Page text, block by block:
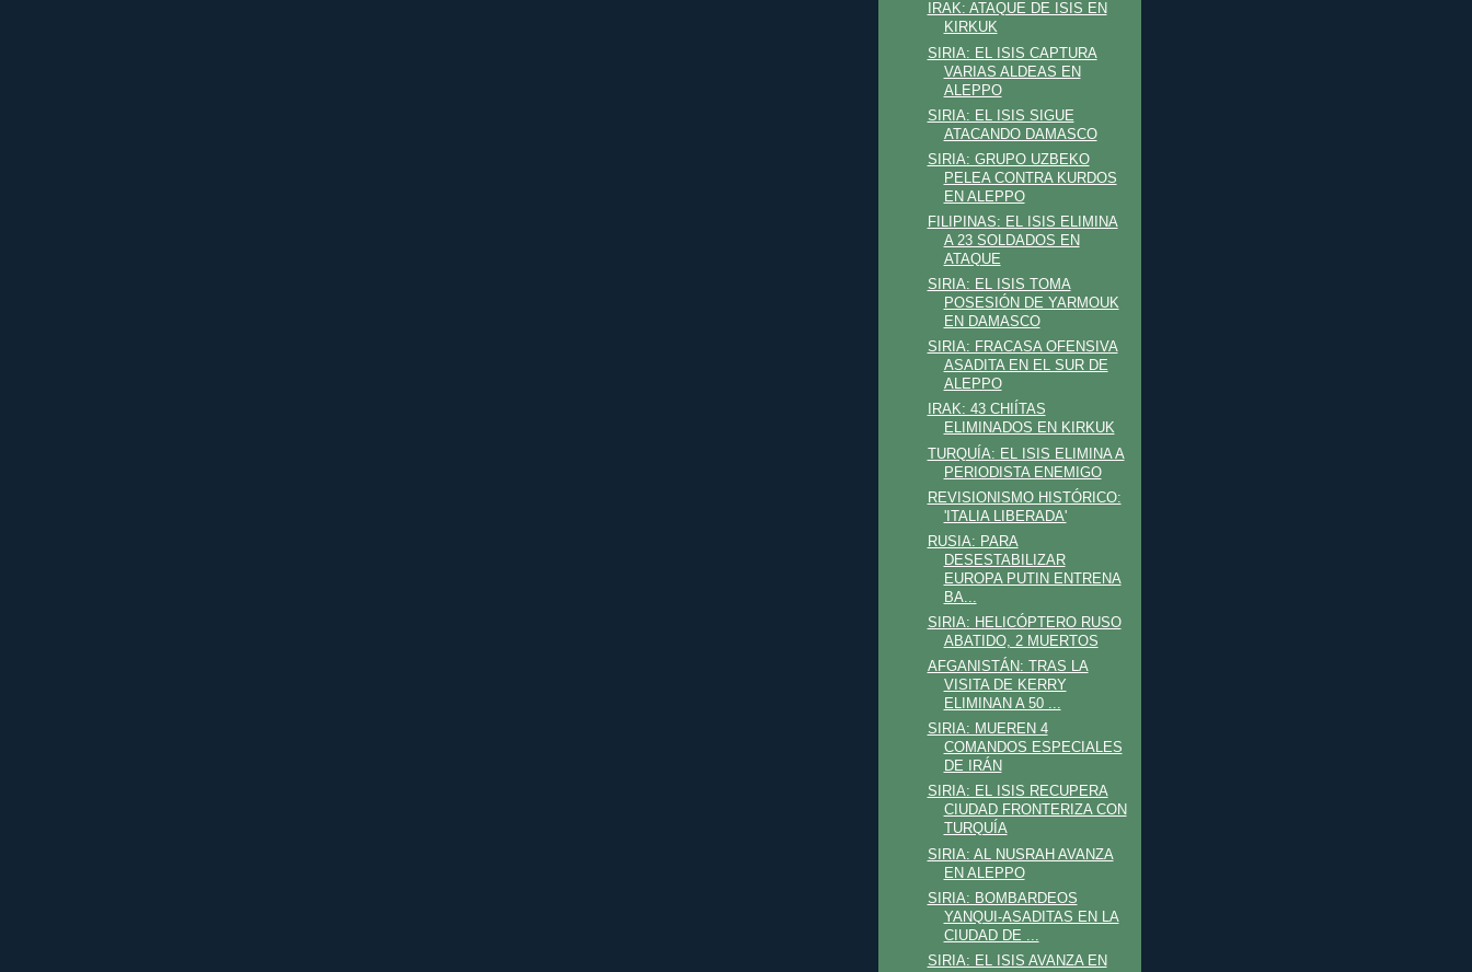
IRAK: ATAQUE DE ISIS EN
KIRKUK
SIRIA: EL ISIS CAPTURA
VARIAS ALDEAS EN
ALEPPO
SIRIA: EL ISIS SIGUE
ATACANDO DAMASCO
SIRIA: GRUPO UZBEKO
PELEA CONTRA KURDOS
EN ALEPPO
FILIPINAS: EL ISIS ELIMINA
A 23 SOLDADOS EN
ATAQUE
SIRIA: EL ISIS TOMA
POSESIÓN DE YARMOUK
EN DAMASCO
SIRIA: FRACASA OFENSIVA
ASADITA EN EL SUR DE
ALEPPO
IRAK: 43 CHIÍTAS
ELIMINADOS EN KIRKUK
TURQUÍA: EL ISIS ELIMINA A
PERIODISTA ENEMIGO
REVISIONISMO HISTÓRICO:
'ITALIA LIBERADA'
RUSIA: PARA
DESESTABILIZAR
EUROPA PUTIN ENTRENA
BA...
SIRIA: HELICÓPTERO RUSO
ABATIDO, 2 MUERTOS
AFGANISTÁN: TRAS LA
VISITA DE KERRY
ELIMINAN A 50 ...
SIRIA: MUEREN 4
COMANDOS ESPECIALES
DE IRÁN
SIRIA: EL ISIS RECUPERA
CIUDAD FRONTERIZA CON
TURQUÍA
SIRIA: AL NUSRAH AVANZA
EN ALEPPO
SIRIA: BOMBARDEOS
YANQUI-ASADITAS EN LA
CIUDAD DE ...
SIRIA: EL ISIS AVANZA EN